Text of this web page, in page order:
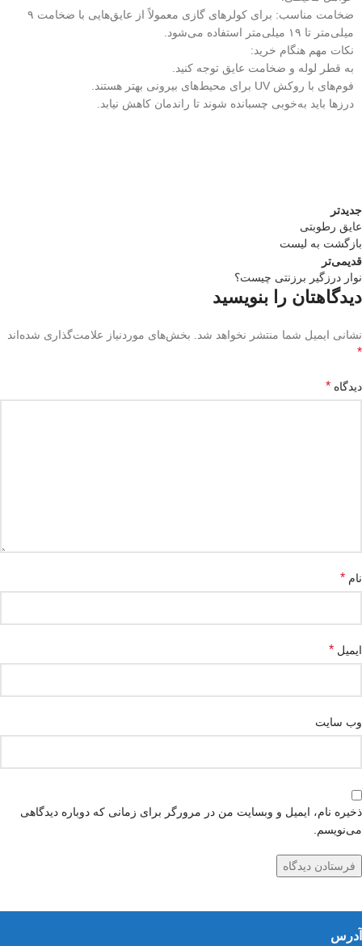
ضخامت مناسب: برای کولرهای گازی معمولاً از عایق‌هایی با ضخامت ۹
میلی‌متر تا ۱۹ میلی‌متر استفاده می‌شود.
نکات مهم هنگام خرید:
به قطر لوله و ضخامت عایق توجه کنید.
فوم‌های با روکش UV برای محیط‌های بیرونی بهتر هستند.
درزها باید به‌خوبی چسبانده شوند تا راندمان کاهش نیابد.
جدیدتر
عایق رطوبتی
بازگشت به لیست
قدیمی‌تر
نوار درزگیر برزنتی چیست؟
دیدگاهتان را بنویسید
نشانی ایمیل شما منتشر نخواهد شد. بخش‌های موردنیاز علامت‌گذاری شده‌اند
*
دیدگاه *
نام *
ایمیل *
وب‌ سایت
ذخیره نام، ایمیل و وبسایت من در مرورگر برای زمانی که دوباره دیدگاهی
می‌نویسم.
آدرس